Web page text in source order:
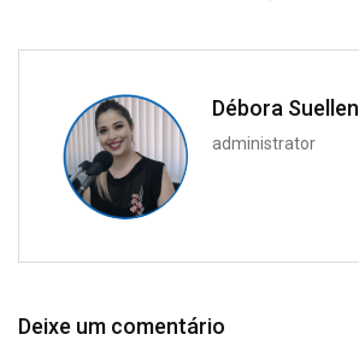
Débora Suellen
administrator
Deixe um comentário